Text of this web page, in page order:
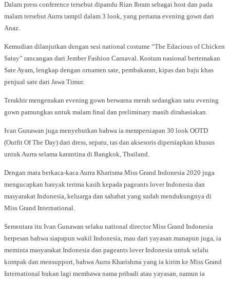
Dalam press conference tersebut dipandu Rian Ibram sebagai host dan pada
malam tersebut Aurra tampil dalam 3 look, yang pertama evening gown dari
Anaz.
Kemudian dilanjutkan dengan sesi national costume “The Edacious of Chicken
Satay” rancangan dari Jember Fashion Carnaval. Kostum nasional bertemakan
Sate Ayam, lengkap dengan ornamen sate, pembakaran, kipas dan baju khas
penjual sate dari Jawa Timur.
Terakhir mengenakan evening gown berwarna merah sedangkan satu evening
gown pamungkas untuk malam final dan preliminary masih dirahasiakan.
Ivan Gunawan juga menyebutkan bahwa ia mempersiapan 30 look OOTD
(Outfit Of The Day) dari dress, sepatu, tas dan aksesoris dipersiapkan khusus
untuk Aurra selama karantina di Bangkok, Thailand.
Dengan mata berkaca-kaca Aurra Kharisma Miss Grand Indonesia 2020 juga
mengucapkan banyak terima kasih kepada pageants lover Indonesia dan
masyarakat Indonesia, keluarga dan sahabat yang sudah mendukungnya di
Miss Grand International.
Sementara itu Ivan Gunawan selaku national director Miss Grand Indonesia
berpesan bahwa siapapun wakil Indonesia, mau dari yayasan manapun juga, ia
meminta masyarakat Indonesia dan pageants lover Indonesia untuk selalu
kompak dan mensupport, bahwa Aurra Kharishma yang ia kirim ke Miss Grand
International bukan lagi membawa nama pribadi atau yayasan, namun ia